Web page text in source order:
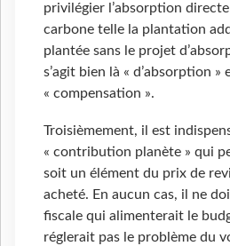
privilégier l’absorption
carbone telle la plantation
plantée sans le projet
s’agit bien là « d’absorption »
« compensation ».
Troisièmement, il est
« contribution planète » qui
soit un élément du prix de
acheté. En aucun cas, il ne
fiscale qui alimenterait le
réglerait pas le problème du